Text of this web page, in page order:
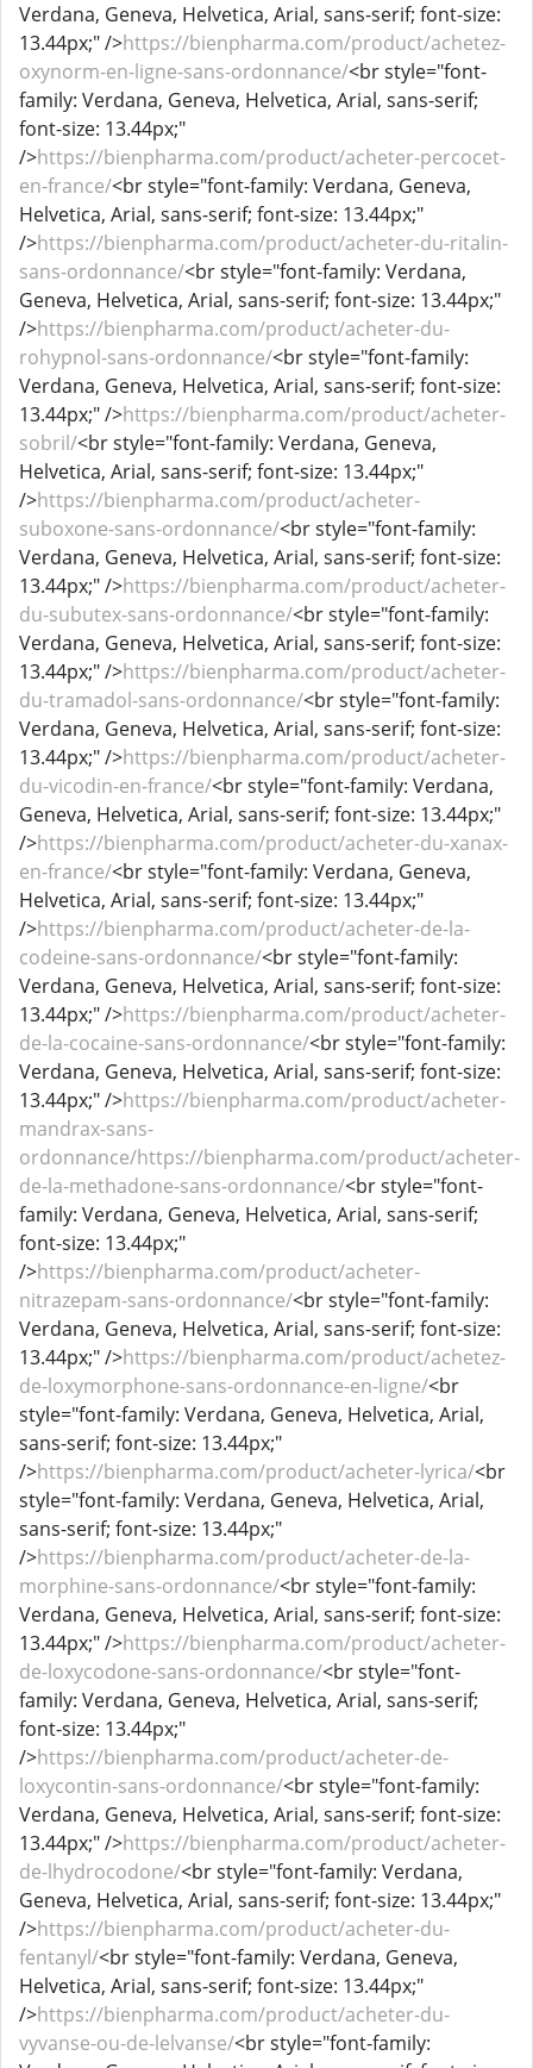
Verdana, Geneva, Helvetica, Arial, sans-serif; font-size:
13.44px;" />https://bienpharma.com/product/achetez-
oxynorm-en-ligne-sans-ordonnance/<br style="font-
family: Verdana, Geneva, Helvetica, Arial, sans-serif;
font-size: 13.44px;"
/>https://bienpharma.com/product/acheter-percocet-
en-france/<br style="font-family: Verdana, Geneva,
Helvetica, Arial, sans-serif; font-size: 13.44px;"
/>https://bienpharma.com/product/acheter-du-ritalin-
sans-ordonnance/<br style="font-family: Verdana,
Geneva, Helvetica, Arial, sans-serif; font-size: 13.44px;"
/>https://bienpharma.com/product/acheter-du-
rohypnol-sans-ordonnance/<br style="font-family:
Verdana, Geneva, Helvetica, Arial, sans-serif; font-size:
13.44px;" />https://bienpharma.com/product/acheter-
sobril/<br style="font-family: Verdana, Geneva,
Helvetica, Arial, sans-serif; font-size: 13.44px;"
/>https://bienpharma.com/product/acheter-
suboxone-sans-ordonnance/<br style="font-family:
Verdana, Geneva, Helvetica, Arial, sans-serif; font-size:
13.44px;" />https://bienpharma.com/product/acheter-
du-subutex-sans-ordonnance/<br style="font-family:
Verdana, Geneva, Helvetica, Arial, sans-serif; font-size:
13.44px;" />https://bienpharma.com/product/acheter-
du-tramadol-sans-ordonnance/<br style="font-family:
Verdana, Geneva, Helvetica, Arial, sans-serif; font-size:
13.44px;" />https://bienpharma.com/product/acheter-
du-vicodin-en-france/<br style="font-family: Verdana,
Geneva, Helvetica, Arial, sans-serif; font-size: 13.44px;"
/>https://bienpharma.com/product/acheter-du-xanax-
en-france/<br style="font-family: Verdana, Geneva,
Helvetica, Arial, sans-serif; font-size: 13.44px;"
/>https://bienpharma.com/product/acheter-de-la-
codeine-sans-ordonnance/<br style="font-family:
Verdana, Geneva, Helvetica, Arial, sans-serif; font-size:
13.44px;" />https://bienpharma.com/product/acheter-
de-la-cocaine-sans-ordonnance/<br style="font-family:
Verdana, Geneva, Helvetica, Arial, sans-serif; font-size:
13.44px;" />https://bienpharma.com/product/acheter-
mandrax-sans-
ordonnance/https://bienpharma.com/product/acheter-
de-la-methadone-sans-ordonnance/<br style="font-
family: Verdana, Geneva, Helvetica, Arial, sans-serif;
font-size: 13.44px;"
/>https://bienpharma.com/product/acheter-
nitrazepam-sans-ordonnance/<br style="font-family:
Verdana, Geneva, Helvetica, Arial, sans-serif; font-size:
13.44px;" />https://bienpharma.com/product/achetez-
de-loxymorphone-sans-ordonnance-en-ligne/<br
style="font-family: Verdana, Geneva, Helvetica, Arial,
sans-serif; font-size: 13.44px;"
/>https://bienpharma.com/product/acheter-lyrica/<br
style="font-family: Verdana, Geneva, Helvetica, Arial,
sans-serif; font-size: 13.44px;"
/>https://bienpharma.com/product/acheter-de-la-
morphine-sans-ordonnance/<br style="font-family:
Verdana, Geneva, Helvetica, Arial, sans-serif; font-size:
13.44px;" />https://bienpharma.com/product/acheter-
de-loxycodone-sans-ordonnance/<br style="font-
family: Verdana, Geneva, Helvetica, Arial, sans-serif;
font-size: 13.44px;"
/>https://bienpharma.com/product/acheter-de-
loxycontin-sans-ordonnance/<br style="font-family:
Verdana, Geneva, Helvetica, Arial, sans-serif; font-size:
13.44px;" />https://bienpharma.com/product/acheter-
de-lhydrocodone/<br style="font-family: Verdana,
Geneva, Helvetica, Arial, sans-serif; font-size: 13.44px;"
/>https://bienpharma.com/product/acheter-du-
fentanyl/<br style="font-family: Verdana, Geneva,
Helvetica, Arial, sans-serif; font-size: 13.44px;"
/>https://bienpharma.com/product/acheter-du-
vyvanse-ou-de-lelvanse/<br style="font-family: